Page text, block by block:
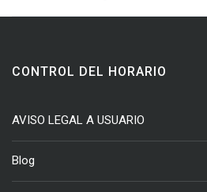
CONTROL DEL HORARIO
AVISO LEGAL A USUARIO
Blog